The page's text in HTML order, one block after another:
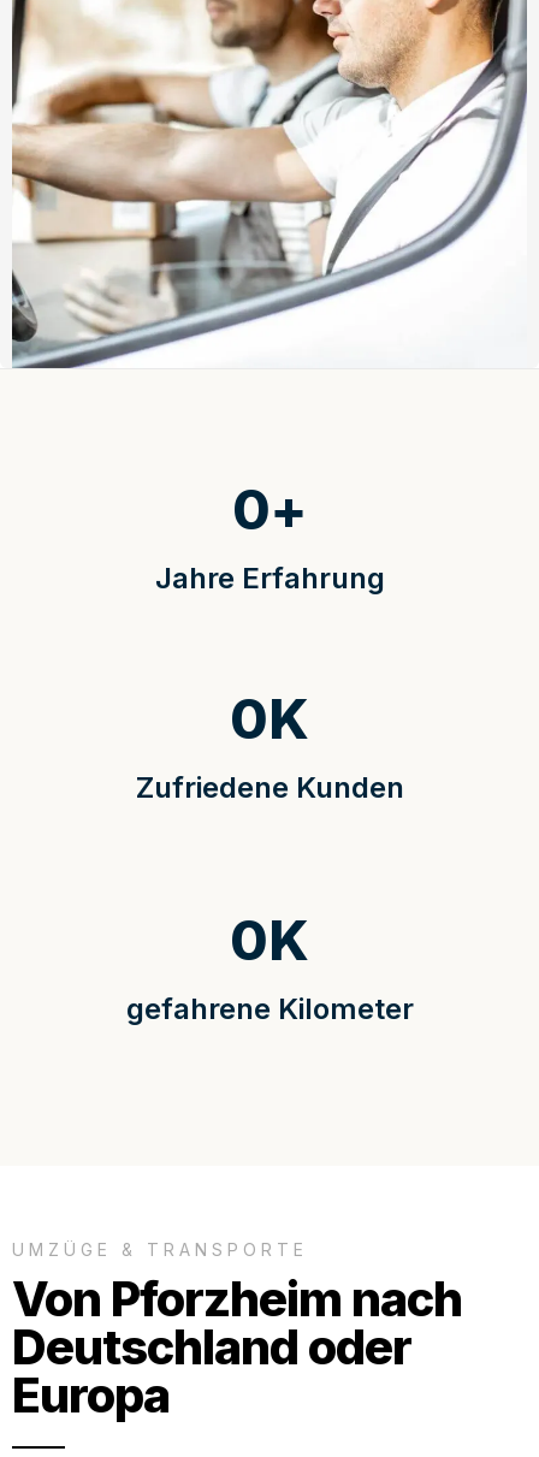
Jahre Erfahrung
0+
Zufriedene Kunden
0K
gefahrene Kilometer
0K
UMZÜGE & TRANSPORTE
Von Pforzheim nach
Deutschland oder
Europa